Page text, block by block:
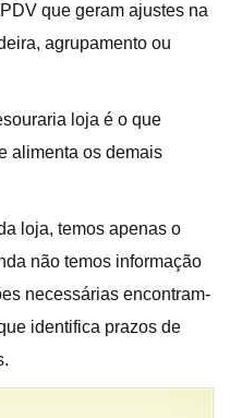
que geram ajustes na
agrupamento ou
loja é o que
alimenta os demais
loja, temos apenas o
não temos informação
necessárias encontram-
identifica prazos de